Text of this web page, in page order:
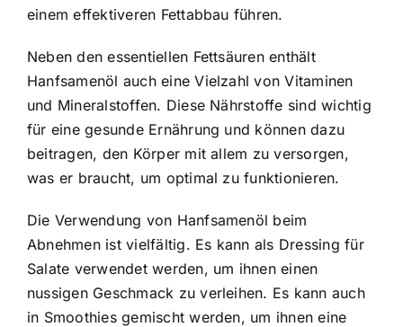
einem effektiveren Fettabbau führen.
Neben den essentiellen Fettsäuren enthält
Hanfsamenöl auch eine Vielzahl von Vitaminen
und Mineralstoffen. Diese Nährstoffe sind wichtig
für eine gesunde Ernährung und können dazu
beitragen, den Körper mit allem zu versorgen,
was er braucht, um optimal zu funktionieren.
Die Verwendung von Hanfsamenöl beim
Abnehmen ist vielfältig. Es kann als Dressing für
Salate verwendet werden, um ihnen einen
nussigen Geschmack zu verleihen. Es kann auch
in Smoothies gemischt werden, um ihnen eine